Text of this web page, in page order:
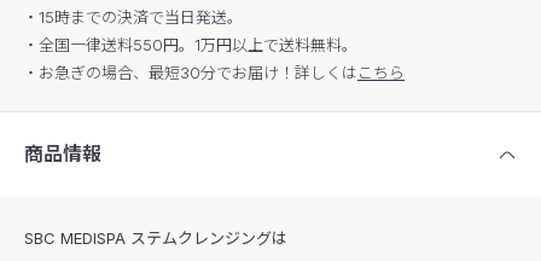
・15時までの決済で当日発送。
・全国一律送料550円。1万円以上で送料無料。
・お急ぎの場合、最短30分でお届け！詳しくはこちら
商品情報
SBC MEDISPA ステムクレンジングは